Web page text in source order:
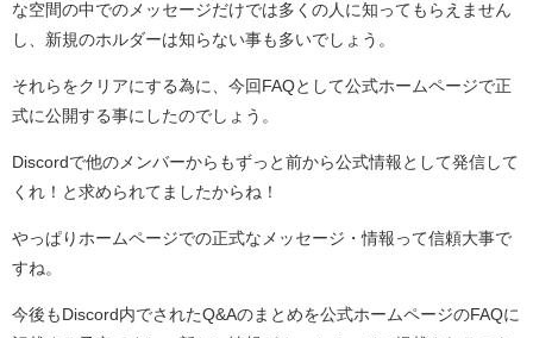
な空間の中でのメッセージだけでは多くの人に知ってもらえません
し、新規のホルダーは知らない事も多いでしょう。
それらをクリアにする為に、今回FAQとして公式ホームページで正
式に公開する事にしたのでしょう。
Discordで他のメンバーからもずっと前から公式情報として発信して
くれ！と求められてましたからね！
やっぱりホームページでの正式なメッセージ・情報って信頼大事で
すね。
今後もDiscord内でされたQ&Aのまとめを公式ホームページのFAQに